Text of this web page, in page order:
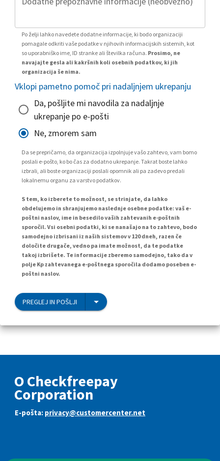
Po želji lahko navedete dodatne informacije, ki bodo organizaciji
pomagale odkriti vaše podatke v njihovih informacijskih sistemih, kot
so uporabniško ime, ID stranke ali številka računa. Prosimo, ne
navajajte gesla ali kakršnih koli osebnih podatkov, ki jih
organizacija še nima.
Vklopi pametno pomoč pri nadaljnjem ukrepanju
Da, pošljite mi navodila za nadaljnje
ukrepanje po e-pošti
Ne, zmorem sam
Da se prepričamo, da organizacija izpolnjuje vašo zahtevo, vam bomo
poslali e-pošto, ko bo čas za dodatno ukrepanje. Takrat boste lahko
izbrali, ali boste organizaciji poslali opomnik ali pa zadevo predali
lokalnemu organu za varstvo podatkov.
S tem, ko izberete to možnost, se strinjate, da lahko
obdelujemo in shranjujemo naslednje osebne podatke: vaš e-
poštni naslov, ime in besedilo vaših zahtevanih e-poštnih
sporočil. Vsi osebni podatki, ki se nanašajo na to zahtevo, bodo
samodejno izbrisani iz naših sistemov v 120 dneh, razen če
določite drugače, vedno pa imate možnost, da te podatke
takoj izbrišete. Te informacije zberemo samodejno, tako da v
polje Kp zahtevanega e-poštnega sporočila dodamo poseben e-
poštni naslov.
PREGLEJ IN POŠLJI
O Checkfreepay
Corporation
E-pošta: privacy@customercenter.net